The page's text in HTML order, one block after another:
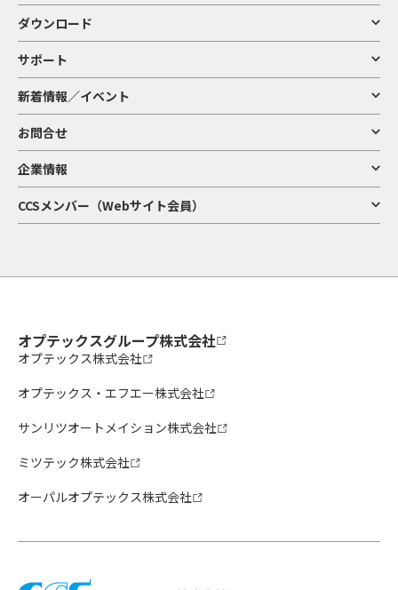
ダウンロード
サポート
新着情報／イベント
お問合せ
企業情報
CCSメンバー（Webサイト会員）
オプテックスグループ株式会社
オプテックス株式会社
オプテックス・エフエー株式会社
サンリツオートメイション株式会社
ミツテック株式会社
オーパルオプテックス株式会社